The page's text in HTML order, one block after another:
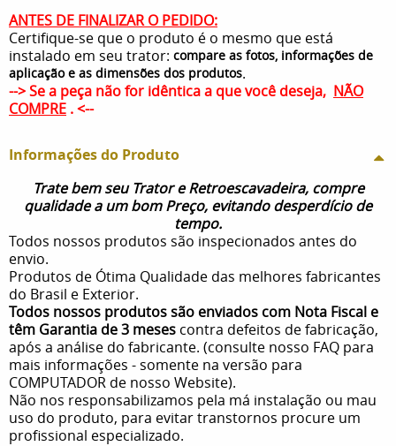
ANTES DE FINALIZAR O PEDIDO:
Certifique-se que o produto é o mesmo que está
instalado em seu trator: compare as fotos, informações de
aplicação e as dimensões dos produtos.
--> Se a peça não for idêntica a que você deseja, NÃO
COMPRE . <--
Informações do Produto
Trate bem seu Trator e Retroescavadeira, compre
qualidade a um bom Preço, evitando desperdício de
tempo.
Todos nossos produtos são inspecionados antes do
envio.
Produtos de Ótima Qualidade das melhores fabricantes
do Brasil e Exterior.
Todos nossos produtos são enviados com Nota Fiscal e
têm Garantia de 3 meses contra defeitos de fabricação,
após a análise do fabricante. (consulte nosso FAQ para
mais informações - somente na versão para
COMPUTADOR de nosso Website).
Não nos responsabilizamos pela má instalação ou mau
uso do produto, para evitar transtornos procure um
profissional especializado.